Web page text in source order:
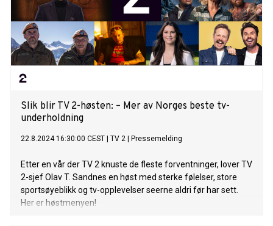
Slik blir TV 2-høsten: – Mer av Norges beste tv-
underholdning
22.8.2024 16:30:00 CEST TV 2 Pressemelding
Etter en vår der TV 2 knuste de fleste forventninger, lover TV
2-sjef Olav T. Sandnes en høst med sterke følelser, store
sportsøyeblikk og tv-opplevelser seerne aldri før har sett.
Her er høstmenyen!